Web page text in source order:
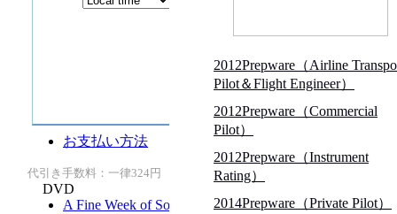
2012Prepware（Airline
Pilot＆Flight Engineer）
2012Prepware（Commercial
Pilot）
2012Prepware（Instrument
Rating）
2014Prepware（Private Pilot）